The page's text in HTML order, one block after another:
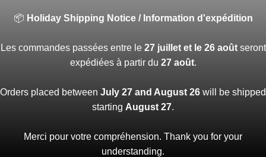
📦 Holiday Shipping Notice / Information d'expédition
Les commandes passées entre le 27 juillet et le 26 aoûtseront
expédiées à partir du 27 août.
Orders placed between July 27 and August 26 will be shipped
starting August 27.
Merci pour votre compréhension. Thank you for your
understanding.